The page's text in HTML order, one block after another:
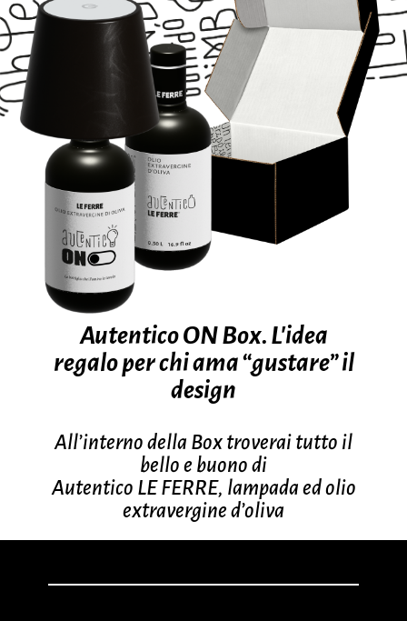
Autentico ON Box. L’idea
regalo per chi ama “gustare” il
design
All’interno della Box troverai tutto il
bello e buono di
Autentico LE FERRE, lampada ed olio
extravergine d’oliva